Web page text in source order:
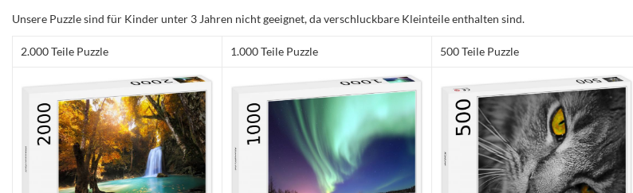
Unsere Puzzle sind für Kinder unter 3 Jahren nicht geeignet, da verschluckbare Kleinteile enthalten sind.
2.000 Teile Puzzle 1.000 Teile Puzzle 500 Teile Puzzle